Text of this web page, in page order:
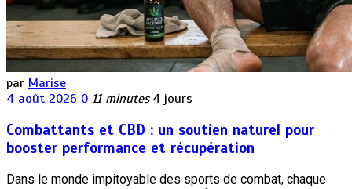
par Marise
4 août 2026 0 11 minutes 4 jours
Combattants et CBD : un soutien naturel pour
booster performance et récupération
Dans le monde impitoyable des sports de combat, chaque